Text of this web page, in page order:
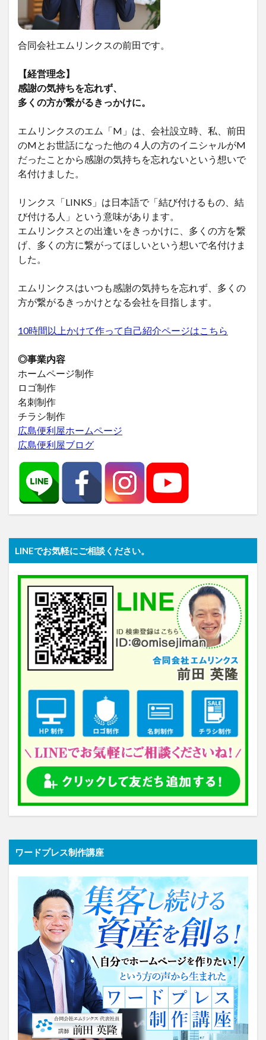
合同会社エムリンクスの前田です。
【経営理念】
感謝の気持ちを忘れず、
多くの方が繋がるきっかけに。
エムリンクスのエム「M」は、会社設立時、私、前田
のMとお世話になった他の４人の方のイニシャルがM
だったことから感謝の気持ちを忘れないという想いで
名付けました。
リンクス「LINKS」は日本語で「結び付けるもの、結
び付ける人」という意味があります。
エムリンクスとの出逢いをきっかけに、多くの方を繋
げ、多くの方に繋がってほしいという想いで名付けま
した。
エムリンクスはいつも感謝の気持ちを忘れず、多くの
方が繋がるきっかけとなる会社を目指します。
10時間以上かけて作って自己紹介ページはこちら
◎事業内容
ホームページ制作
ロゴ制作
名刺制作
チラシ制作
広島便利屋ホームページ
広島便利屋ブログ
LINEでお気軽にご相談ください。
ワードプレス制作講座